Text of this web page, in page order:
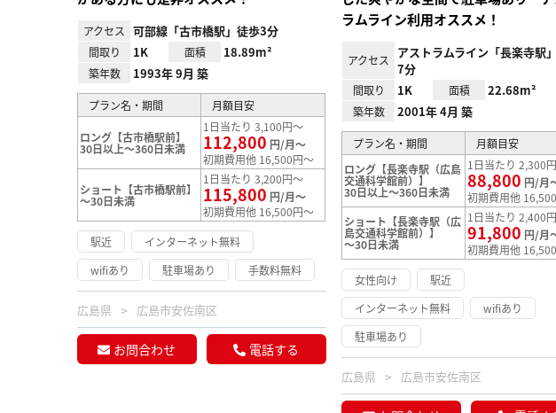
アクセス 可部線「古市橋駅」徒歩3分
間取り 1K 面積 18.89m²
築年数 1993年 9月 築
プラン名・期間 月額目安
ロング【古市橋駅前】
30日以上～360日未満
1日当たり 3,100円～
112,800 円/月～
初期費用他 16,500円～
ショート【古市橋駅前】
～30日未満
1日当たり 3,200円～
115,800 円/月～
初期費用他 16,500円～
駅近
インターネット無料
wifiあり
駐車場あり 手数料無料
広島県 広島市安佐南区
お問合わせ 電話する
ラムライン利用オススメ！
アクセス
アストラムライン「長楽寺駅
7分
間取り 1K 面積 22.68m²
築年数 2001年 4月 築
プラン名・期間
月額目安
ロング【長楽寺駅（広島
交通科学館前）】
30日以上～360日未満
1日当たり 2,300
88,800 円/月
初期費用他
ショート【長楽寺駅（広
島交通科学館前）】
～30日未満
1日当たり 2,400
91,800 円/月
初期費用他
女性向け
駅近
インターネット無料
wifiあり
駐車場あり
広島県 広島市安佐南区